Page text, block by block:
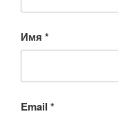
Имя *
Email *